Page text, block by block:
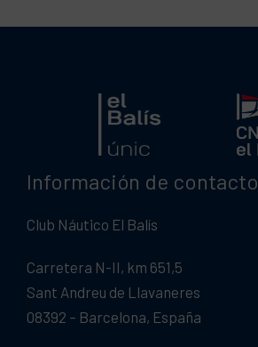
Información de contacto
Club Náutico El Balís
Carretera N-II, km 651,5
Sant Andreu de Llavaneres
08392 – Barcelona, España